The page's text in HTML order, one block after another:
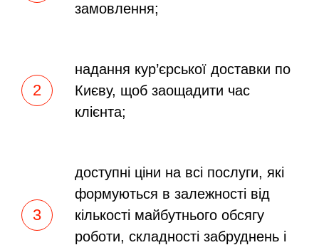
замовлення;
надання кур’єрської доставки по
Києву, щоб заощадити час
клієнта;
доступні ціни на всі послуги, які
формуються в залежності від
кількості майбутнього обсягу
роботи, складності забруднень і